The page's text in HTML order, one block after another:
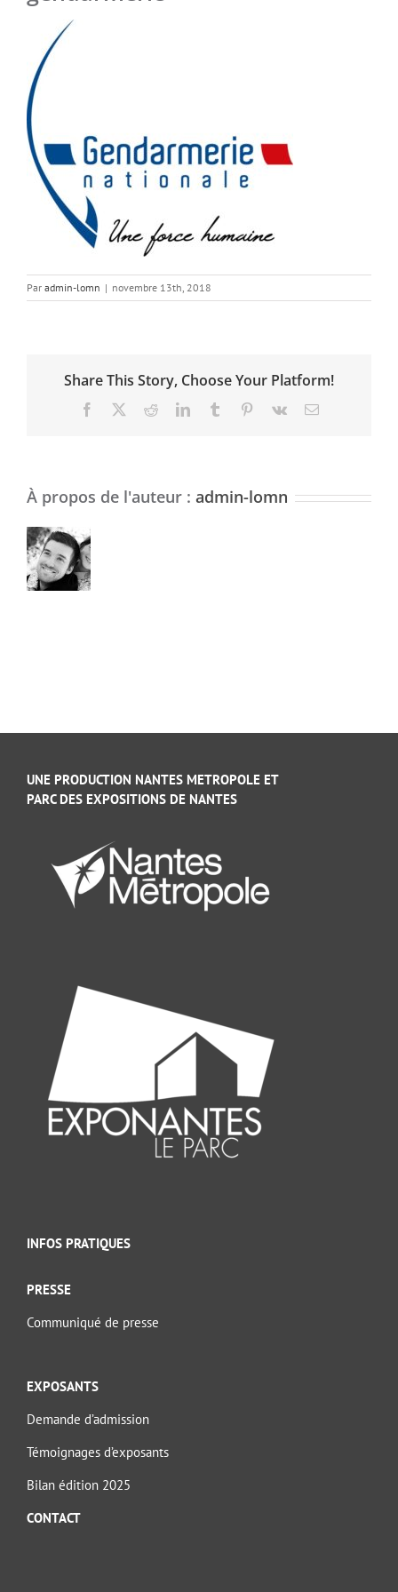
Par admin-lomn | novembre 13th, 2018
Share This Story, Choose Your Platform!
Facebook RedditLinkedInTumblr Pinterest
Vk Email
À propos de l'auteur : admin-lomn
UNE PRODUCTION NANTES METROPOLE ET
PARC DES EXPOSITIONS DE NANTES
INFOS PRATIQUES
PRESSE
Communiqué de presse
EXPOSANTS
Demande d’admission
Témoignages d’exposants
Bilan édition 2025
CONTACT